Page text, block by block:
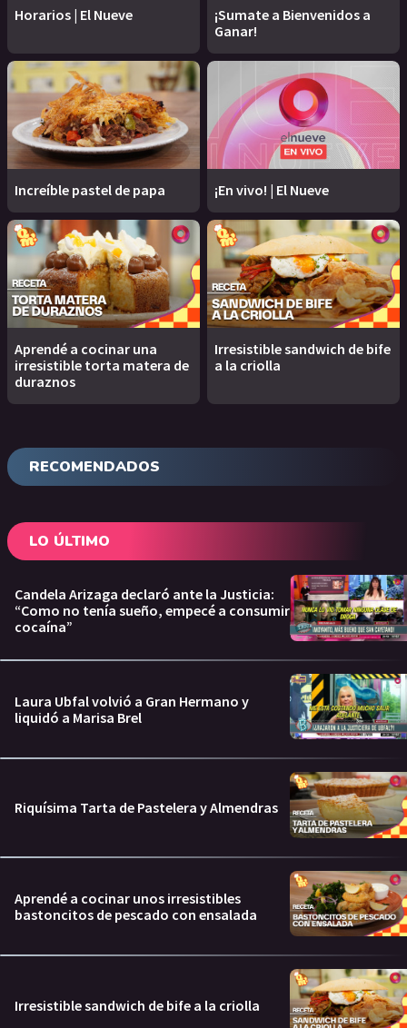
Horarios | El Nueve
¡Sumate a Bienvenidos a
Ganar!
Increíble pastel de papa ¡En vivo! | El Nueve
Aprendé a cocinar una
irresistible torta matera de
duraznos
Irresistible sandwich de bife
a la criolla
RECOMENDADOS
LO ÚLTIMO
Candela Arizaga declaró ante la Justicia:
“Como no tenía sueño, empecé a consumir
cocaína”
Laura Ubfal volvió a Gran Hermano y
liquidó a Marisa Brel
Riquísima Tarta de Pastelera y Almendras
Aprendé a cocinar unos irresistibles
bastoncitos de pescado con ensalada
Irresistible sandwich de bife a la criolla